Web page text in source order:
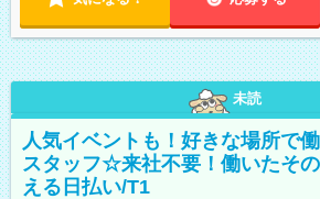
未読
人気イベントも！好きな場所で
スタッフ☆来社不要！働いたそ
える日払い/T1